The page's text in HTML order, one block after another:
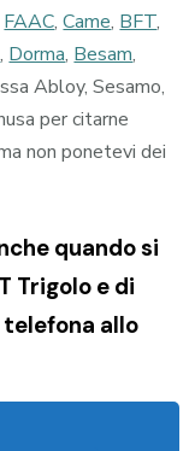
FAAC,Came, BFT,
, Dorma, Besam,
Abloy, Sesamo,
per citarne
non ponetevi dei
quando si
Trigolo e di
allo